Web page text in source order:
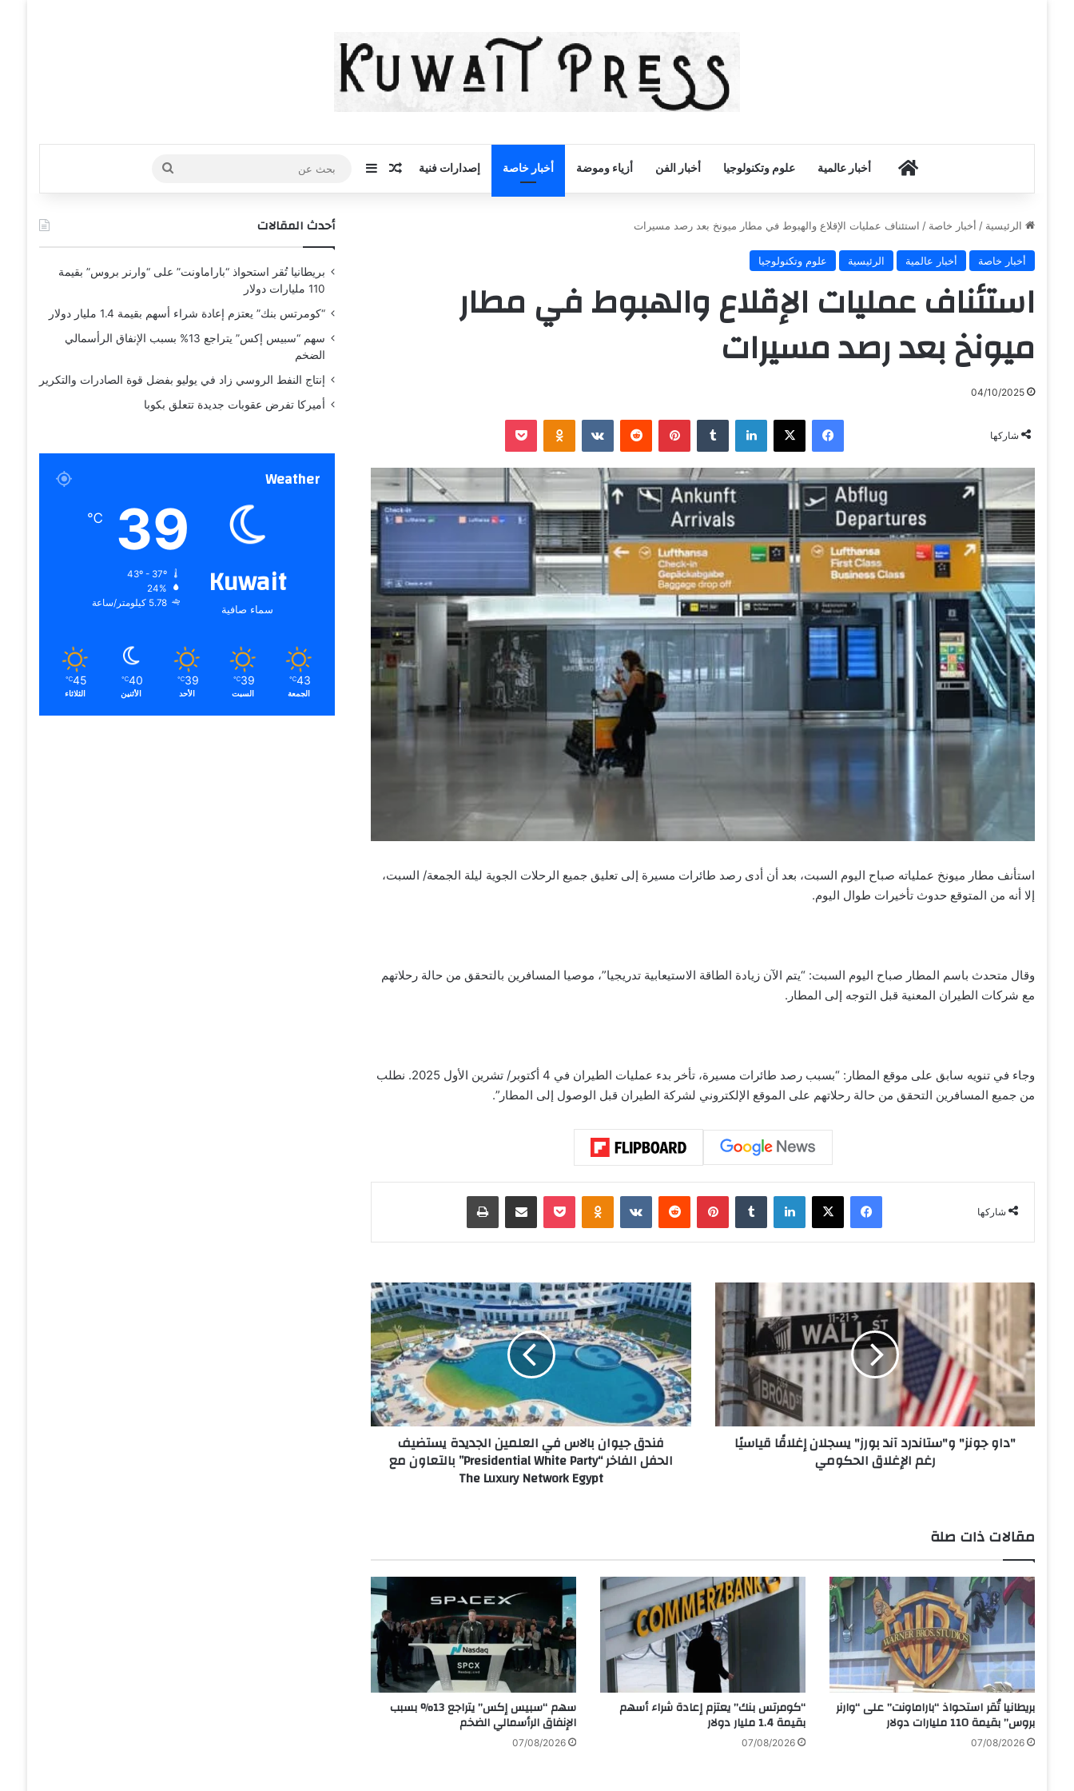
أخبار الكويت
أخبار عالمية علوم وتكنولوجيا أخبار الفن أزياء وموضة أخبار خاصة إصدارات فنية مقال عشوائي
إضافة عمود جانبي
بحث
عن
الرئيسية / أخبار خاصة / استئناف عمليات الإقلاع والهبوط في مطار ميونخ بعد رصد مسيرات
أخبار خاصة أخبار عالمية الرئيسية علوم وتكنولوجيا
استئناف عمليات الإقلاع والهبوط في مطار
ميونخ بعد رصد مسيرات
04/10/2025
شاركها
فيسبوك ‫X لينكدإن ‏Tumblr بينتيريست ‏Reddit
‏VKontakte
Odnoklassniki
‫Pocket
استأنف مطار ميونخ عملياته صباح اليوم السبت، بعد أن أدى رصد طائرات مسيرة إلى تعليق جميع الرحلات الجوية ليلة الجمعة/ السبت،
إلا أنه من المتوقع حدوث تأخيرات طوال اليوم.
وقال متحدث باسم المطار صباح اليوم السبت: “يتم الآن زيادة الطاقة الاستيعابية تدريجيا”، موصيا المسافرين بالتحقق من حالة رحلاتهم
مع شركات الطيران المعنية قبل التوجه إلى المطار.
وجاء في تنويه سابق على موقع المطار: “بسبب رصد طائرات مسيرة، تأخر بدء عمليات الطيران في 4 أكتوبر/ تشرين الأول 2025. نطلب
من جميع المسافرين التحقق من حالة رحلاتهم على الموقع الإلكتروني لشركة الطيران قبل الوصول إلى المطار”.
شاركها
فيسبوك ‫X لينكدإن ‏Tumblr بينتيريست ‏Reddit
‏VKontakte
Odnoklassniki
‫Pocket مشاركة عبر البريد طباعة
"
د
ا
و
ج
ز
"
د
ر
د
ن
د
ب
و
ز
"
ي
س
"داو جونز" و"ستاندرد آند بورز" يسجلان إغلاقًا قياسيًا
رغم الإغلاق الحكومي
ف
ن
د
ج
ي
و
ا
ن
ا
ل
ع
ل
م
ي
ن
ا
ل
ج
فندق جيوان بالاس في العلمين الجديدة يستضيف
الحفل الفاخر “Presidential White Party” بالتعاون مع
The Luxury Network Egypt
مقالات ذات صلة
بريطانيا تُقر استحواذ “باراماونت” على “وارنر
بروس” بقيمة 110 مليارات دولار
07/08/2026
“كومرتس بنك” يعتزم إعادة شراء أسهم
بقيمة 1.4 مليار دولار
07/08/2026
سهم “سبيس إكس” يتراجع 13% بسبب
الإنفاق الرأسمالي الضخم
07/08/2026
أحدث المقالات
بريطانيا تُقر استحواذ “باراماونت” على “وارنر بروس” بقيمة
110 مليارات دولار
“كومرتس بنك” يعتزم إعادة شراء أسهم بقيمة 1.4 مليار دولار
سهم “سبيس إكس” يتراجع 13% بسبب الإنفاق الرأسمالي
الضخم
إنتاج النفط الروسي زاد في يوليو بفضل قوة الصادرات والتكرير
أميركا تفرض عقوبات جديدة تتعلق بكوبا
Weather
Kuwait
سماء صافية
39
℃
24%
5.78 كيلومتر/ساعة
43
℃
الجمعة
39
℃
السبت
39
℃
الأحد
40
℃
الأثنين
45
℃
الثلاثاء